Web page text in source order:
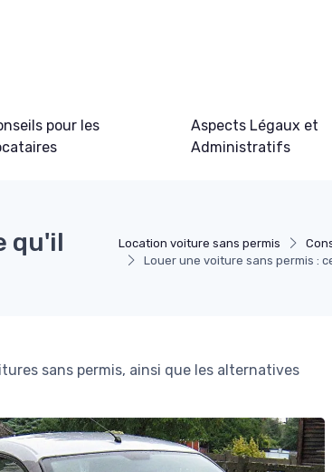
pour les
Aspects Légaux et
Administratifs
Location voiture sans permis
Louer une voiture sans permis :
qu'il
sans permis, ainsi que les alternatives